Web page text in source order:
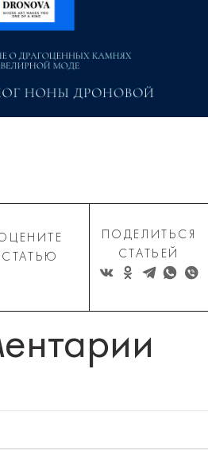
СТАТЬЮ
ПОДЕЛИТЬСЯ
СТАТЬЕЙ